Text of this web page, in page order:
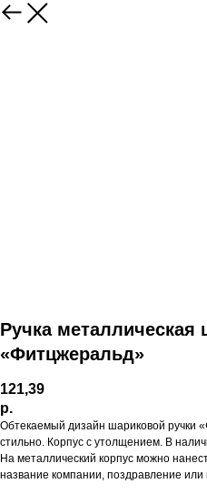
Ручка металлическая
«Фитцжеральд»
121,39
р.
Обтекаемый дизайн шариковой ручки
стильно. Корпус с утолщением. В
На металлический корпус можно
название компании, поздравление или